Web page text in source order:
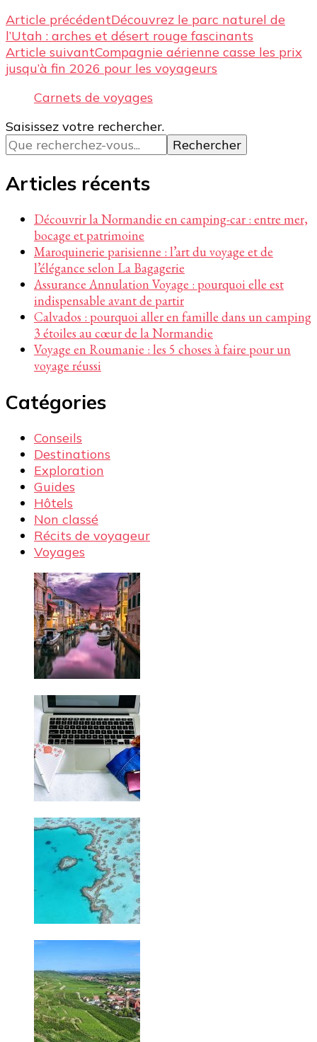
Navigation
d’article
Article précédentDécouvrez le parc naturel de
l’Utah : arches et désert rouge fascinants
Article suivantCompagnie aérienne casse les prix
jusqu’à fin 2026 pour les voyageurs
Carnets de voyages
Vous
recherchiez
quelque
chose ?
Saisissez votre rechercher.
Articles récents
Découvrir la Normandie en camping-car : entre mer,
bocage et patrimoine
Maroquinerie parisienne : l’art du voyage et de
l’élégance selon La Bagagerie
Assurance Annulation Voyage : pourquoi elle est
indispensable avant de partir
Calvados : pourquoi aller en famille dans un camping
3 étoiles au cœur de la Normandie
Voyage en Roumanie : les 5 choses à faire pour un
voyage réussi
Catégories
Conseils
Destinations
Exploration
Guides
Hôtels
Non classé
Récits de voyageur
Voyages